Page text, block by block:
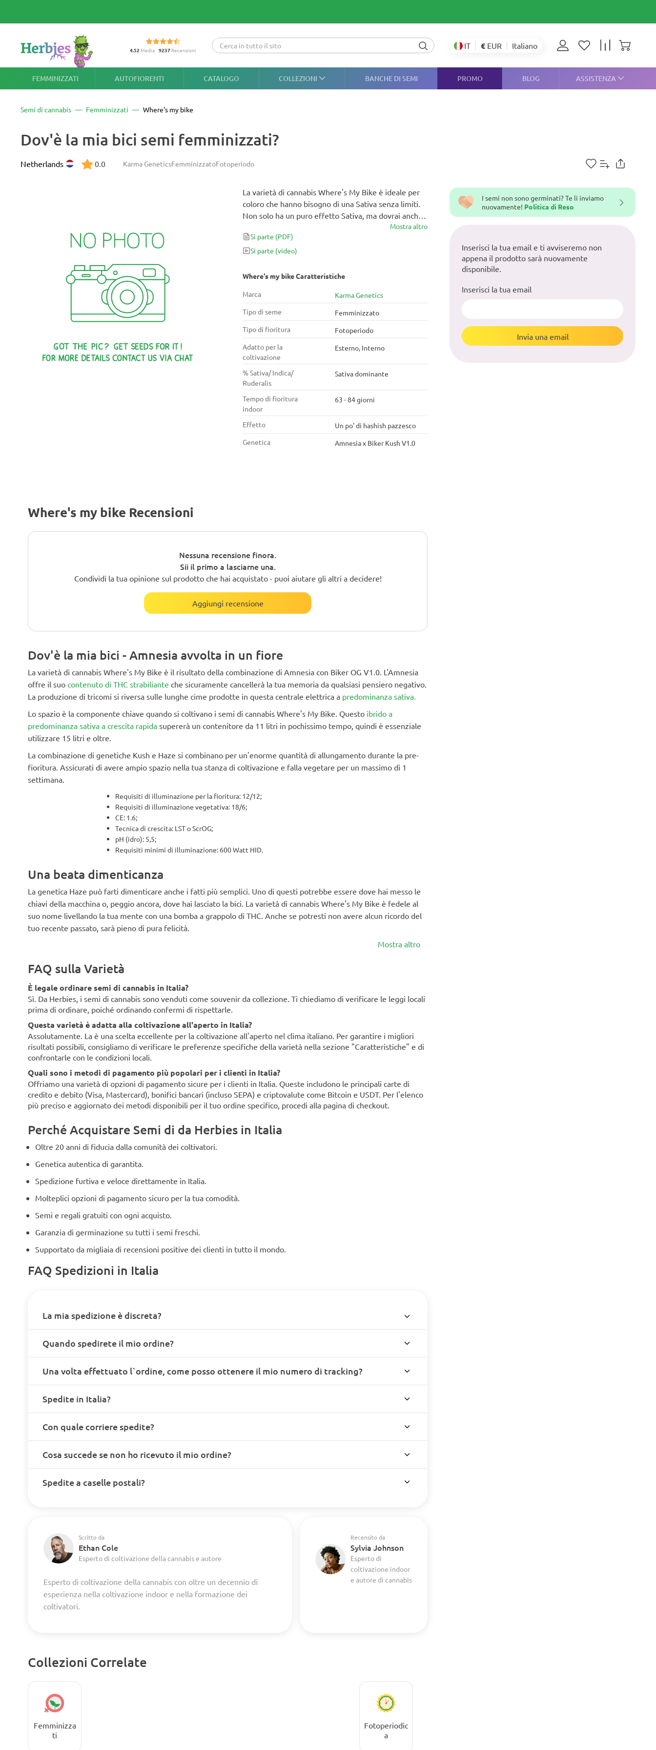
4.52 Media 9237 Recensioni IT € EUR Italiano
FEMMINIZZATI AUTOFIORENTI CATALOGO COLLEZIONI BANCHE DI SEMI PROMO BLOG ASSISTENZA
Semi di cannabis Femminizzati Where's my bike
Dov'è la mia bici semi femminizzati?
Karma GeneticsFemminizzatoFotoperiodo
Netherlands 0.0
Where's my bike Caratteristiche
Marca
Karma Genetics
Tipo di seme
Femminizzato
Tipo di fioritura
Fotoperiodo
Adatto per la
coltivazione
Esterno, Interno
% Sativa/ Indica/
Ruderalis
Sativa dominante
Tempo di fioritura
indoor
63 - 84 giorni
Effetto
Un po' di hashish pazzesco
Genetica
Amnesia x Biker Kush V1.0
Where's my bike Recensioni
Nessuna recensione finora.
Sii il primo a lasciarne una.
Condividi la tua opinione sul prodotto che hai acquistato - puoi aiutare gli altri a decidere!
Aggiungi recensione
La varietà di cannabis Where's My Bike è ideale per
coloro che hanno bisogno di una Sativa senza limiti.
Non solo ha un puro effetto Sativa, ma dovrai anche
tenere sotto controllo la tua grow room a causa della
sua altezza. Questa vigorosa sativa sarà la corona nel
giardino di chiunque una volta che avrà finito di
Mostra altro
Si parte (PDF)
Si parte (video)
Dov'è la mia bici - Amnesia avvolta in un fiore
La varietà di cannabis Where's My Bike è il risultato della combinazione di Amnesia con Biker OG V1.0. L'Amnesia
offre il suo contenuto di THC strabiliante che sicuramente cancellerà la tua memoria da qualsiasi pensiero negativo.
La produzione di tricomi si riversa sulle lunghe cime prodotte in questa centrale elettrica a predominanza sativa.
Lo spazio è la componente chiave quando si coltivano i semi di cannabis Where's My Bike. Questo ibrido a
predominanza sativa a crescita rapida supererà un contenitore da 11 litri in pochissimo tempo, quindi è essenziale
utilizzare 15 litri e oltre.
La combinazione di genetiche Kush e Haze si combinano per un'enorme quantità di allungamento durante la pre-
fioritura. Assicurati di avere ampio spazio nella tua stanza di coltivazione e falla vegetare per un massimo di 1
settimana.
Requisiti di illuminazione per la fioritura: 12/12;
Requisiti di illuminazione vegetativa: 18/6;
CE: 1.6;
Tecnica di crescita: LST o ScrOG;
pH (idro): 5,5;
Requisiti minimi di illuminazione: 600 Watt HID.
Una beata dimenticanza
La genetica Haze può farti dimenticare anche i fatti più semplici. Uno di questi potrebbe essere dove hai messo le
chiavi della macchina o, peggio ancora, dove hai lasciato la bici. La varietà di cannabis Where's My Bike è fedele al
suo nome livellando la tua mente con una bomba a grappolo di THC. Anche se potresti non avere alcun ricordo del
tuo recente passato, sarà pieno di pura felicità.
Mostra altro
FAQ sulla Varietà
È legale ordinare semi di cannabis in Italia?
Sì. Da Herbies, i semi di cannabis sono venduti come souvenir da collezione. Ti chiediamo di verificare le leggi locali
prima di ordinare, poiché ordinando confermi di rispettarle.
Questa varietà è adatta alla coltivazione all'aperto in Italia?
Assolutamente. La è una scelta eccellente per la coltivazione all'aperto nel clima italiano. Per garantire i migliori
risultati possibili, consigliamo di verificare le preferenze specifiche della varietà nella sezione "Caratteristiche" e di
confrontarle con le condizioni locali.
Quali sono i metodi di pagamento più popolari per i clienti in Italia?
Offriamo una varietà di opzioni di pagamento sicure per i clienti in Italia. Queste includono le principali carte di
credito e debito (Visa, Mastercard), bonifici bancari (incluso SEPA) e criptovalute come Bitcoin e USDT. Per l'elenco
più preciso e aggiornato dei metodi disponibili per il tuo ordine specifico, procedi alla pagina di checkout.
Perché Acquistare Semi di da Herbies in Italia
Oltre 20 anni di fiducia dalla comunità dei coltivatori.
Genetica autentica di garantita.
Spedizione furtiva e veloce direttamente in Italia.
Molteplici opzioni di pagamento sicuro per la tua comodità.
Semi e regali gratuiti con ogni acquisto.
Garanzia di germinazione su tutti i semi freschi.
Supportato da migliaia di recensioni positive dei clienti in tutto il mondo.
FAQ Spedizioni in Italia
La mia spedizione è discreta?
Quando spedirete il mio ordine?
Una volta effettuato l`ordine, come posso ottenere il mio numero di tracking?
Spedite in Italia?
Con quale corriere spedite?
Cosa succede se non ho ricevuto il mio ordine?
Spedite a caselle postali?
Scritto da
Ethan Cole
Esperto di coltivazione della cannabis e autore
Esperto di coltivazione della cannabis con oltre un decennio di
esperienza nella coltivazione indoor e nella formazione dei
coltivatori.
Recensito da
Sylvia Johnson
Esperto di
coltivazione indoor
e autore di cannabis
Collezioni Correlate
Femminizza
ti
Fotoperiodic
a
I semi non sono germinati? Te li inviamo
nuovamente! Politica di Reso
Inserisci la tua email e ti avviseremo non
appena il prodotto sarà nuovamente
disponibile.
Inserisci la tua email
Invia una email